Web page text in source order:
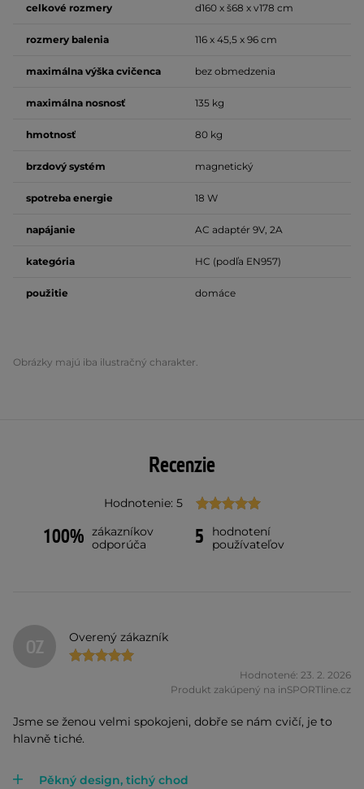
celkové rozmery d160 x š68 x v178 cm
rozmery balenia 116 x 45,5 x 96 cm
maximálna výška cvičenca bez obmedzenia
maximálna nosnosť 135 kg
hmotnosť 80 kg
brzdový systém magnetický
spotreba energie 18 W
napájanie AC adaptér 9V, 2A
kategória HC (podľa EN957)
použitie domáce
Obrázky majú iba ilustračný charakter.
Recenzie
Hodnotenie: 5
100% zákazníkov
odporúča
5
hodnotení
používateľov
OZ Overený zákazník
Hodnotené: 23. 2. 2026
Produkt zakúpený na inSPORTline.cz
Jsme se ženou velmi spokojeni, dobře se nám cvičí, je to
hlavně tiché.
Pěkný design, tichý chod